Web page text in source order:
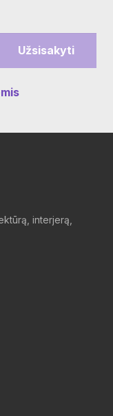
interjerą,